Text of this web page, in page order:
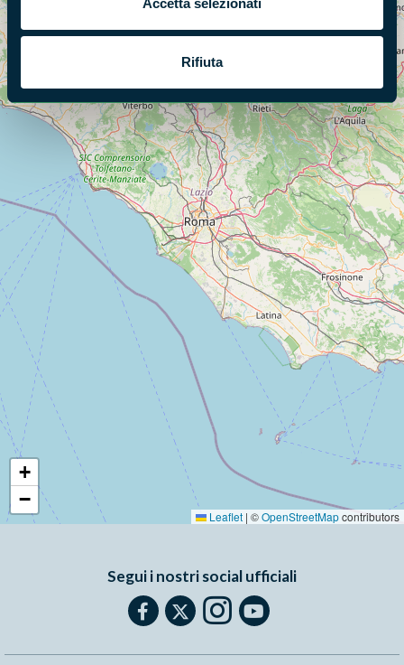
Rifiuta
+
−
Leaflet | ©OpenStreetMapcontributors
Segui i nostri social ufficiali